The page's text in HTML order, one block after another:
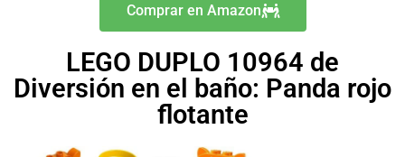
Comprar en Amazon
LEGO DUPLO 10964 de
Diversión en el baño: Panda rojo
flotante